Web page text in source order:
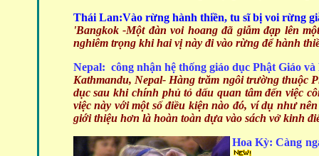
Thái Lan:Vào rừng hành thiền, tu sĩ bị voi rừng
'Bangkok -Một đàn voi hoang đã giẫm đạp lên
nghiêm trọng khi hai vị này đi vào rừng để hành
Nepal: công nhận hệ thống giáo dục Phật Giáo
Kathmandu, Nepal- Hàng trăm ngôi trường thuộc
dục sau khi chính phủ tỏ dấu quan tâm đến việc
việc này với một số điều kiện nào đó, ví dụ như
giới thiệu hơn là hoàn toàn dựa vào sách vở kinh
Hoa Kỳ: Càng